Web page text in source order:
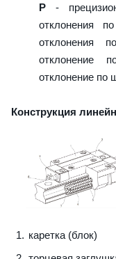
P -
отклонения
отклонения
отклонение
отклонение по
Конструкция
каретка (блок)